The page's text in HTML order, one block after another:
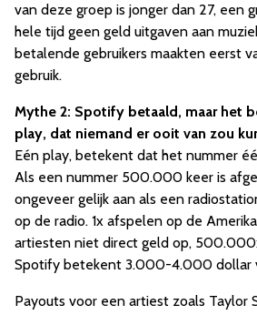
van deze groep is jonger dan 27, een
hele tijd geen geld uitgaven aan
betalende gebruikers maakten eerst
gebruik.
Mythe 2: Spotify betaald, maar het
play, dat niemand er ooit van zou
Eén play, betekent dat het nummer
Als een nummer 500.000 keer is
ongeveer gelijk aan als een
op de radio. 1x afspelen op de
artiesten niet direct geld op,
Spotify betekent 3.000-4.000 dollar
Payouts voor een artiest zoals Taylor